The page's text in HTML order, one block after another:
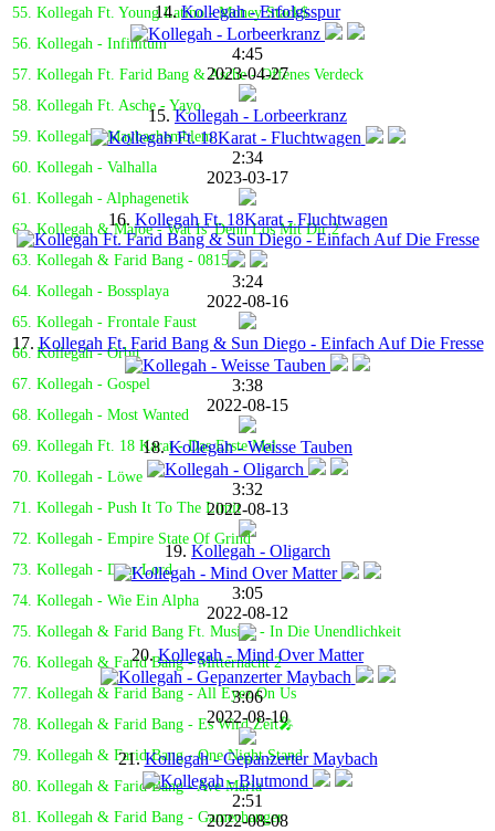
55. Kollegah Ft. Young Latino - Money Stack$
56. Kollegah - Infinitum
57. Kollegah Ft. Farid Bang & Asche - Offenes Verdeck
58. Kollegah Ft. Asche - Yayo
59. Kollegah - Maybachemblem
60. Kollegah - Valhalla
61. Kollegah - Alphagenetik
62. Kollegah & Majoe - Wat Is' Denn Los Mit Dir 2
63. Kollegah & Farid Bang - 0815
64. Kollegah - Bossplaya
65. Kollegah - Frontale Faust
66. Kollegah - Orbit
67. Kollegah - Gospel
68. Kollegah - Most Wanted
69. Kollegah Ft. 18 Karat - Das Erste Mal
70. Kollegah - Löwe
71. Kollegah - Push It To The Limit
72. Kollegah - Empire State Of Grind
73. Kollegah - Dear Lord
74. Kollegah - Wie Ein Alpha
75. Kollegah & Farid Bang Ft. Musiye - In Die Unendlichkeit
76. Kollegah & Farid Bang - Mitternacht 2
77. Kollegah & Farid Bang - All Eyez On Us
78. Kollegah & Farid Bang - Es Wird Zeit🎤
79. Kollegah & Farid Bang - One Night Stand
80. Kollegah & Farid Bang - Ave Maria
81. Kollegah & Farid Bang - Gamechanger
14.Kollegah - Erfolgsspur
4:45
2023-04-27
15.Kollegah - Lorbeerkranz
2:34
2023-03-17
16. Kollegah Ft. 18Karat - Fluchtwagen
3:24
2022-08-16
17.Kollegah Ft. Farid Bang & Sun Diego - Einfach Auf Die Fresse
3:38
2022-08-15
18.Kollegah - Weisse Tauben
3:32
2022-08-13
19. Kollegah - Oligarch
3:05
2022-08-12
20.Kollegah - Mind Over Matter
3:06
2022-08-10
21.Kollegah - Gepanzerter Maybach
2:51
2022-08-08